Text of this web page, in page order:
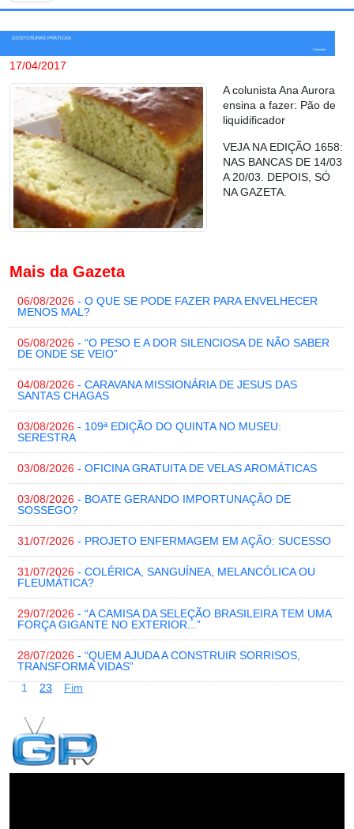
GOSTOSURAS PRÁTICAS
Colunista
17/04/2017
A colunista Ana Aurora
ensina a fazer: Pão de
liquidificador
VEJA NA EDIÇÃO 1658:
NAS BANCAS DE 14/03
A 20/03. DEPOIS, SÓ
NA GAZETA.
Mais da Gazeta
06/08/2026 - O QUE SE PODE FAZER PARA ENVELHECER
MENOS MAL?
05/08/2026 - “O PESO E A DOR SILENCIOSA DE NÃO SABER
DE ONDE SE VEIO”
04/08/2026 - CARAVANA MISSIONÁRIA DE JESUS DAS
SANTAS CHAGAS
03/08/2026 - 109ª EDIÇÃO DO QUINTA NO MUSEU:
SERESTRA
03/08/2026 - OFICINA GRATUITA DE VELAS AROMÁTICAS
03/08/2026 - BOATE GERANDO IMPORTUNAÇÃO DE
SOSSEGO?
31/07/2026 - PROJETO ENFERMAGEM EM AÇÃO: SUCESSO
31/07/2026 - COLÉRICA, SANGUÍNEA, MELANCÓLICA OU
FLEUMÁTICA?
29/07/2026 - “A CAMISA DA SELEÇÃO BRASILEIRA TEM UMA
FORÇA GIGANTE NO EXTERIOR...”
28/07/2026 - “QUEM AJUDA A CONSTRUIR SORRISOS,
TRANSFORMA VIDAS”
1
23 Fim